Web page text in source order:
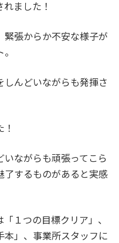
ました！
張からか不安な様子が
んどいながらも発揮さ
ながらも頑張ってこら
了するものがあると実感
１つの目標クリア」、
本」、事業所スタッフに